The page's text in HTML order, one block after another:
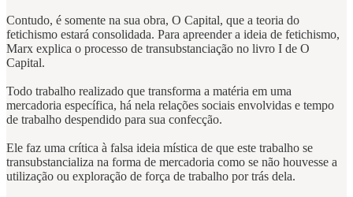
Contudo, é somente na sua obra, O Capital, que a teoria do
fetichismo estará consolidada. Para apreender a ideia de fetichismo,
Marx explica o processo de transubstanciação no livro I de O
Capital.
Todo trabalho realizado que transforma a matéria em uma
mercadoria específica, há nela relações sociais envolvidas e tempo
de trabalho despendido para sua confecção.
Ele faz uma crítica à falsa ideia mística de que este trabalho se
transubstancializa na forma de mercadoria como se não houvesse a
utilização ou exploração de força de trabalho por trás dela.